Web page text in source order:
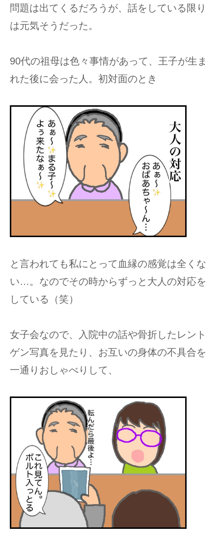
問題は出てくるだろうが、話をしている限り
は元気そうだった。
90代の祖母は色々事情があって、王子が生ま
れた後に会った人。初対面のとき
と言われても私にとって血縁の感覚は全くな
い…。なのでその時からずっと大人の対応を
している（笑）
女子会なので、入院中の話や骨折したレント
ゲン写真を見たり、お互いの身体の不具合を
一通りおしゃべりして、